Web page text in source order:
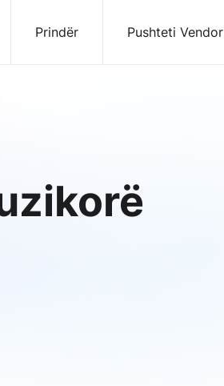
Prindër Pushteti Vendor